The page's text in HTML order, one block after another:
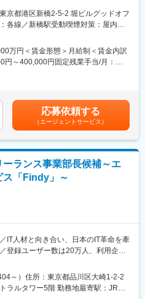
ています。
数精鋭で、意見を発信しやすい環境
れる環境
。
（最高位）
休取得率75％）
史を持つ老舗化粧品メーカーです。
代とともに変化する価値観やライフス
を展開しています。
を人財の視点から支える重要なポジ
務
タントに特化した紹介案件サイト
営する当社にて、求職者へのカウン
ロー
への対応
の紹介
情報交換訪問など）
サルが慣れない営業で時間を取られ
定的に収入を得るためのサポートを
足りず、案件を受けられないコンサ
、5年150万円、7年200万円支給
京都港区新橋2-5-2 堀ビルグッドオフ
万円＜賃金形態＞月給制＜賃金内訳
円～400,000円固定残業手当/月：
ファーム水準の給与テーブルですの
期待できます。・創業以来、残業が
ませんので、プライベートも重視で
でも目安の金額であり、選考を通じ
。月給(月額)は固定手当を含めた表記
応募依頼する
（エージェントサービス）
ーランス事業部長候補～エ
ス「Findy」～
IT人材と向き合い、日本のIT革命を牽
登録ユーザー数は20万人、利用企業
～）住所：東京都品川区大崎1-2-2
ラルタワー5階 勤務地最寄駅：JR山